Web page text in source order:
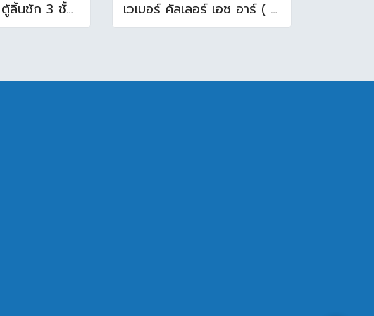
TB4060-06 ตู้ลิ้นชัก 3 ชั้น ( 45.7 x 54 x 65.5cm ) สีขาว เวเบอร์ คัลเลอร์ เอช อาร์ ( ยาแนวสระว่ายน้ำ ) 18.5 กก. สีดำ